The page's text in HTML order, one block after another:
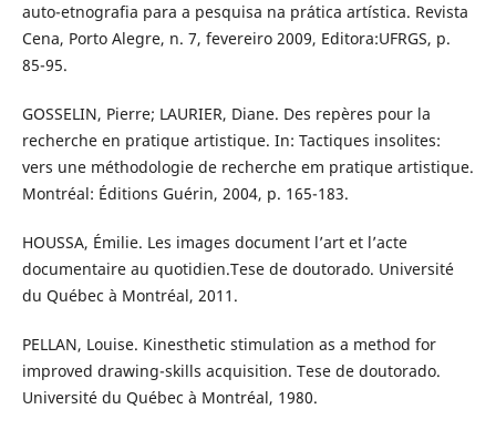
auto-etnografia para a pesquisa na prática artística. Revista
Cena, Porto Alegre, n. 7, fevereiro 2009, Editora:UFRGS, p.
85-95.
GOSSELIN, Pierre; LAURIER, Diane. Des repères pour la
recherche en pratique artistique. In: Tactiques insolites:
vers une méthodologie de recherche em pratique artistique.
Montréal: Éditions Guérin, 2004, p. 165-183.
HOUSSA, Émilie. Les images document l’art et l’acte
documentaire au quotidien.Tese de doutorado. Université
du Québec à Montréal, 2011.
PELLAN, Louise. Kinesthetic stimulation as a method for
improved drawing-skills acquisition. Tese de doutorado.
Université du Québec à Montréal, 1980.